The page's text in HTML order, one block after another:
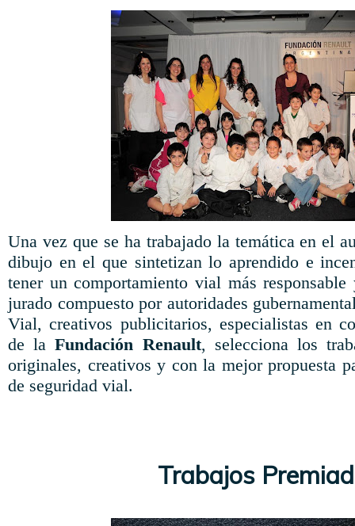
Una vez que se ha trabajado la temática en el
dibujo en el que sintetizan lo aprendido e
tener un comportamiento vial más
jurado compuesto por autoridades
Vial, creativos publicitarios, especialistas en
de laFundación Renault, selecciona los
originales, creativos y con la mejor propuesta
de seguridad vial.
Trabajos